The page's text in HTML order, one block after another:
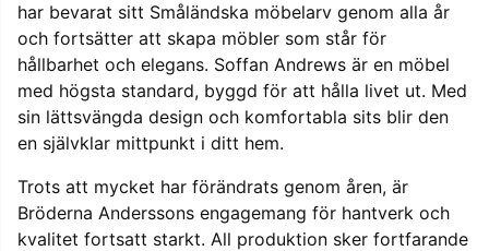
har bevarat sitt Småländska möbelarv genom alla år
och fortsätter att skapa möbler som står för
hållbarhet och elegans. Soffan Andrews är en möbel
med högsta standard, byggd för att hålla livet ut. Med
sin lättsvängda design och komfortabla sits blir den
en självklar mittpunkt i ditt hem.
Trots att mycket har förändrats genom åren, är
Bröderna Anderssons engagemang för hantverk och
kvalitet fortsatt starkt. All produktion sker fortfarande